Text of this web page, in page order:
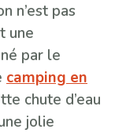
n’est pas
une
par le
camping en
chute d’eau
jolie